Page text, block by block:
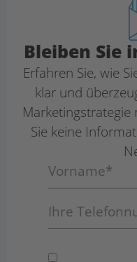
Bleiben Sie
Erfahren Sie, wie
klar und
Marketing­strategie
Sie keine